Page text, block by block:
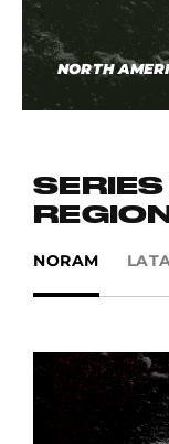
NORTH
NORAM